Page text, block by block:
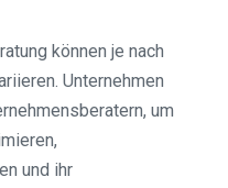
können je nach
Unternehmen
um
und ihr